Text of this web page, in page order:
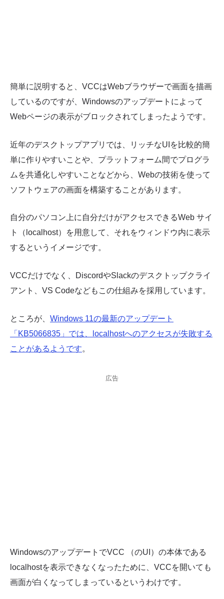
簡単に説明すると、VCCはWebブラウザーで画面を描画
しているのですが、Windowsのアップデートによって
Webページの表示がブロックされてしまったようです。
近年のデスクトップアプリでは、リッチなUIを比較的簡
単に作りやすいことや、プラットフォーム間でプログラ
ムを共通化しやすいことなどから、Webの技術を使って
ソフトウェアの画面を構築することがあります。
自分のパソコン上に自分だけがアクセスできるWeb サイ
ト（localhost）を用意して、それをウィンドウ内に表示
するというイメージです。
VCCだけでなく、DiscordやSlackのデスクトップクライ
アント、VS Codeなどもこの仕組みを採用しています。
ところが、 Windows 11の最新のアップデート
「KB5066835」では、localhostへのアクセスが失敗する
ことがあるようです。
広告
WindowsのアップデートでVCC （のUI）の本体である
localhostを表示できなくなったために、VCCを開いても
画面が白くなってしまっているというわけです。